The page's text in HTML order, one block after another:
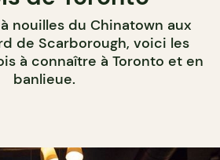
nouilles du Chinatown aux
de Scarborough, voici les
à connaître à Toronto et en
banlieue.